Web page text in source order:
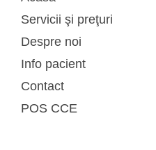
Servicii şi preţuri
Analize de laborator
Psihiatrie şi Psihologie
Recuperare medicală
Despre noi
Info pacient
Întrebări şi răspunsuri
Articole
Contact
POS CCE